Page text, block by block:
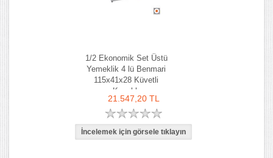
1/2 Ekonomik Set Üstü
Yemeklik 4 lü Benmari
115x41x28 Küvetli
Kapaklı
21.547,20 TL